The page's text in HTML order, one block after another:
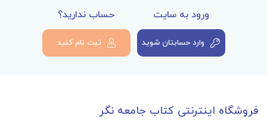
ورود به سایت
وارد حسابتان شوید
حساب ندارید؟
ثبت نام کنید
فروشگاه اینترنتی کتاب جامعه نگر